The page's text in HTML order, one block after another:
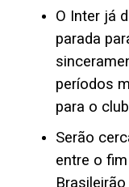
O Inter já
parada
períodos
para o
Serão
entre o